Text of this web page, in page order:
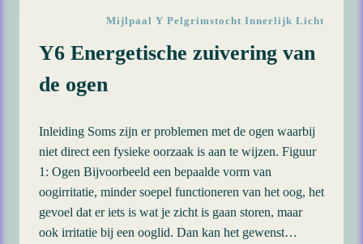
ETHERISCHE
Mijlpaal Y Pelgrimstocht Innerlijk Licht
Y6 Energetische zuivering van
de ogen
Inleiding Soms zijn er problemen met de ogen waarbij
niet direct een fysieke oorzaak is aan te wijzen. Figuur
1: Ogen Bijvoorbeeld een bepaalde vorm van
oogirritatie, minder soepel functioneren van het oog, het
gevoel dat er iets is wat je zicht is gaan storen, maar
ook irritatie bij een ooglid. Dan kan het gewenst…